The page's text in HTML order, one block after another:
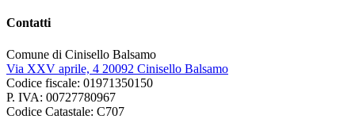
Contatti
Comune di Cinisello Balsamo
Via XXV aprile, 4 20092 Cinisello Balsamo
Codice fiscale: 01971350150
P. IVA: 00727780967
Codice Catastale: C707